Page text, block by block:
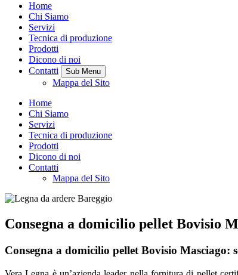
Home
Chi Siamo
Servizi
Tecnica di produzione
Prodotti
Dicono di noi
Contatti
Sub Menu
Mappa del Sito
Home
Chi Siamo
Servizi
Tecnica di produzione
Prodotti
Dicono di noi
Contatti
Mappa del Sito
Consegna a domicilio pellet Bovisio
Consegna a domicilio pellet Bovisio Masciago: